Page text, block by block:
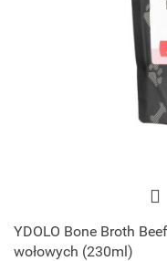
YDOLO Bone Broth
wołowych (230ml)